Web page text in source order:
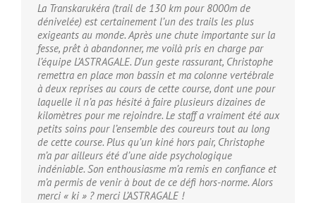
La Transkarukéra (trail de 130 km pour 8000m de
dénivelée) est certainement l’un des trails les plus
exigeants au monde. Après une chute importante sur la
fesse, prêt à abandonner, me voilà pris en charge par
l’équipe L’ASTRAGALE. D’un geste rassurant, Christophe
remettra en place mon bassin et ma colonne vertébrale
à deux reprises au cours de cette course, dont une pour
laquelle il n’a pas hésité à faire plusieurs dizaines de
kilomètres pour me rejoindre. Le staff a vraiment été aux
petits soins pour l’ensemble des coureurs tout au long
de cette course. Plus qu’un kiné hors pair, Christophe
m’a par ailleurs été d’une aide psychologique
indéniable. Son enthousiasme m’a remis en confiance et
m’a permis de venir à bout de ce défi hors-norme. Alors
merci « ki » ? merci L’ASTRAGALE !